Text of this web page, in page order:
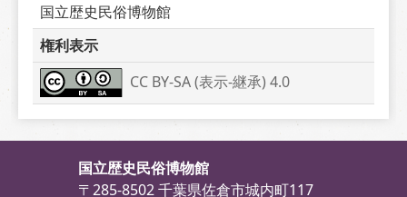
国立歴史民俗博物館
権利表示
CC BY-SA (表示-継承) 4.0
国立歴史民俗博物館
〒285-8502 千葉県佐倉市城内町117